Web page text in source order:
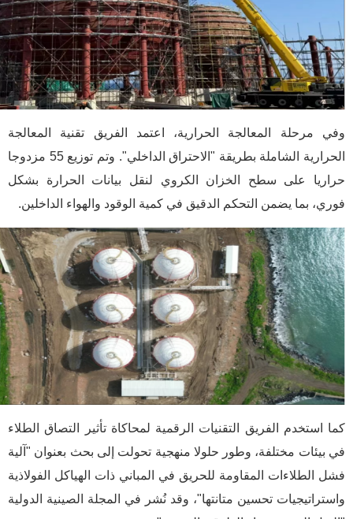
وفي مرحلة المعالجة الحرارية، اعتمد الفريق تقنية المعالجة
الحرارية الشاملة بطريقة "الاحتراق الداخلي". وتم توزيع 55 مزدوجا
حراريا على سطح الخزان الكروي لنقل بيانات الحرارة بشكل
فوري، بما يضمن التحكم الدقيق في كمية الوقود والهواء الداخلين.
كما استخدم الفريق التقنيات الرقمية لمحاكاة تأثير التصاق الطلاء
في بيئات مختلفة، وطور حلولا منهجية تحولت إلى بحث بعنوان "آلية
فشل الطلاءات المقاومة للحريق في المباني ذات الهياكل الفولاذية
واستراتيجيات تحسين متانتها"، وقد نُشر في المجلة الصينية الدولية